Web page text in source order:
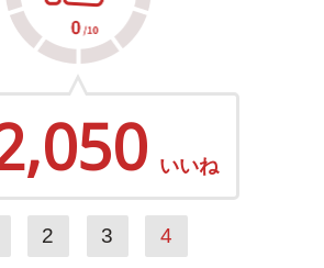
いいね
2 3 4